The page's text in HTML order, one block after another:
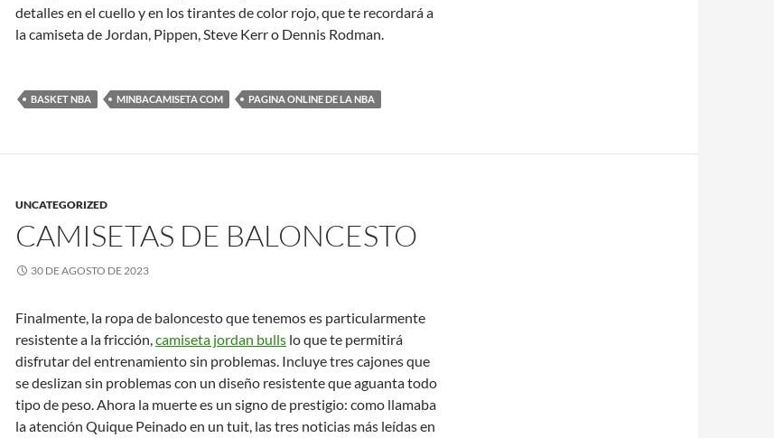
detalles en el cuello y en los tirantes de color rojo, que te recordará a
la camiseta de Jordan, Pippen, Steve Kerr o Dennis Rodman.
BASKET NBA MINBACAMISETA COM PAGINA ONLINE DE LA NBA
UNCATEGORIZED
CAMISETAS DE BALONCESTO
30 DE AGOSTO DE 2023
Finalmente, la ropa de baloncesto que tenemos es particularmente
resistente a la fricción,camiseta jordan bulls lo que te permitirá
disfrutar del entrenamiento sin problemas. Incluye tres cajones que
se deslizan sin problemas con un diseño resistente que aguanta todo
tipo de peso. Ahora la muerte es un signo de prestigio: como llamaba
la atención Quique Peinado en un tuit, las tres noticias más leídas en